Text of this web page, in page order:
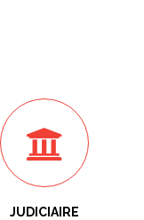
JUDICIAIRE